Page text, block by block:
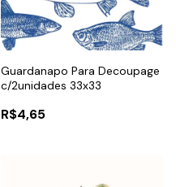
Guardanapo Para Decoupage
c/2unidades 33x33
R$4,65